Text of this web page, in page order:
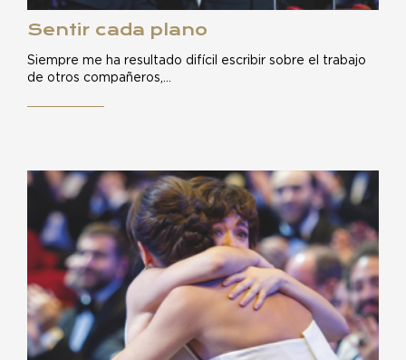
Sentir cada plano
Siempre me ha resultado difícil escribir sobre el trabajo
de otros compañeros,…